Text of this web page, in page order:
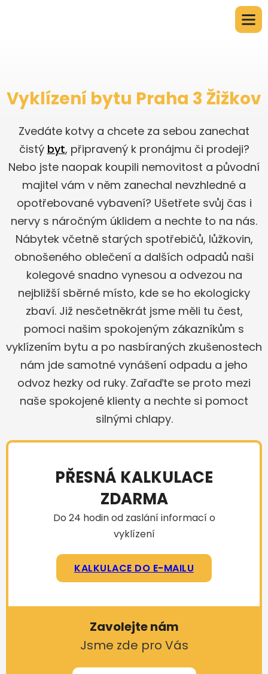
Vyklízení bytu Praha 3 Žižkov
Zvedáte kotvy a chcete za sebou zanechat
čistý byt, připravený k pronájmu či prodeji?
Nebo jste naopak koupili nemovitost a původní
majitel vám v něm zanechal nevzhledné a
opotřebované vybavení? Ušetřete svůj čas i
nervy s náročným úklidem a nechte to na nás.
Nábytek včetně starých spotřebičů, lůžkovin,
obnošeného oblečení a dalších odpadů naši
kolegové snadno vynesou a odvezou na
nejbližší sběrné místo, kde se ho ekologicky
zbaví. Již nesčetněkrát jsme měli tu čest,
pomoci našim spokojeným zákazníkům s
vyklízením bytu a po nasbíraných zkušenostech
nám jde samotné vynášení odpadu a jeho
odvoz hezky od ruky. Zařaďte se proto mezi
naše spokojené klienty a nechte si pomoct
silnými chlapy.
PŘESNÁ KALKULACE
ZDARMA
Do 24 hodin od zaslání informací o
vyklízení
KALKULACE DO E-MAILU
Zavolejte nám
Jsme zde pro Vás